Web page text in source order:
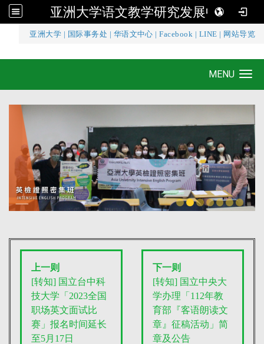
亚洲大学语文教学研究发展中心
亚洲大学 国际事务处 华语文中心 |Facebook LINE 网站导览
亚洲大学语文教学研究发展中心
MENU
上一则
[转知] 国立台中科
技大学「2023全国
职场英文面试比
赛」报名时间延长
至5月17日
下一则
[转知] 国立中央大
学办理「112年教
育部『客语朗读文
章』征稿活动」简
章及公告